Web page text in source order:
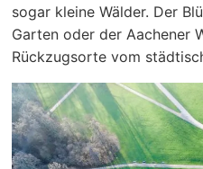
sogar kleine Wälder. Der
Garten oder der Aachener
Rückzugsorte vom